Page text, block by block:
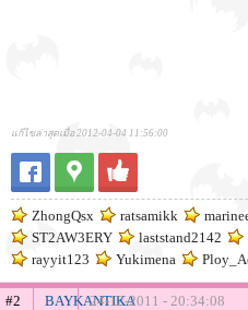
แก้ไขล่าสุดเมื่อ 2012-04-04 11:56:00
ZhongQsx ratsamikk
ST2AW3ERY
laststand2142
rayyit123
Yukimena
#2 BAYKANTIKA24-12-2011 - 20:34:08